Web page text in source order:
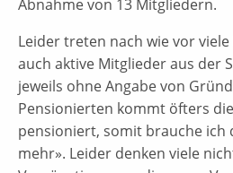
Abnahme von 13 Mitgliedern.
Leider treten nach wie vor
auch aktive Mitglieder aus der
jeweils ohne Angabe von
Pensionierten kommt öfters
pensioniert, somit brauche ich
mehr». Leider denken viele